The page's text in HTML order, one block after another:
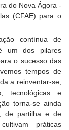
do Nova Ágora -
(CFAE) para o
contínua de
um dos pilares
o sucesso das
tempos de
a reinventar-se,
tecnológicas e
torna-se ainda
de partilha e de
práticas